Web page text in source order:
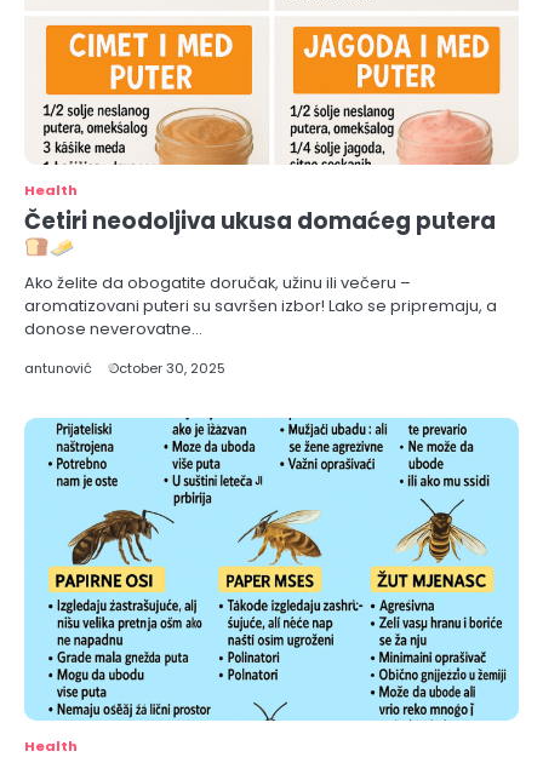
Health
Četiri neodoljiva ukusa domaćeg putera
Ako želite da obogatite doručak, užinu ili večeru –
aromatizovani puteri su savršen izbor! Lako se pripremaju, a
donose neverovatne…
antunović October 30, 2025
Health